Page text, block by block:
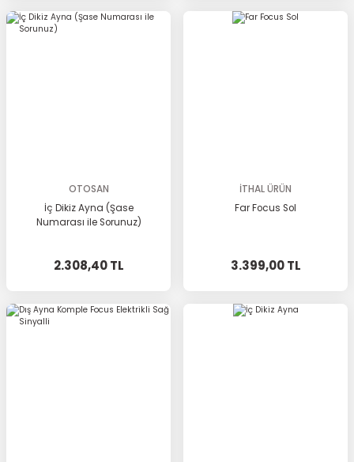
OTOSAN
İç Dikiz Ayna (Şase
Numarası ile Sorunuz)
2.308,40 TL
İTHAL ÜRÜN
Far Focus Sol
3.399,00 TL